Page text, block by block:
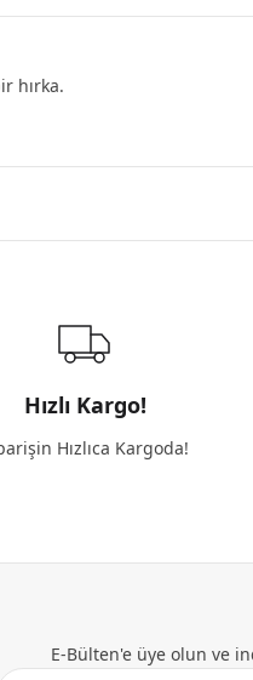
hırka.
Hızlı Kargo!
Hızlıca Kargoda!
E-Bülten'e üye olun ve